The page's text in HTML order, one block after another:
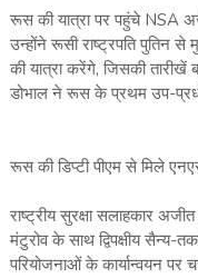
रूस की यात्रा पर पहुंचे NSA
उन्होंने रूसी राष्ट्रपति पुतिन से
की यात्रा करेंगे, जिसकी
डोभाल ने रूस के प्रथम उप-
रूस की डिप्टी पीएम से मिले
राष्ट्रीय सुरक्षा सलाहकार
मंटुरोव के साथ द्विपक्षीय सैन्य-
परियोजनाओं के कार्यान्वयन पर